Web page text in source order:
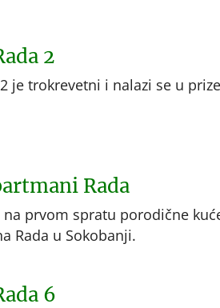
2
je trokrevetni i nalazi se u
Rada
na prvom spratu porodične
Rada u Sokobanji.
6